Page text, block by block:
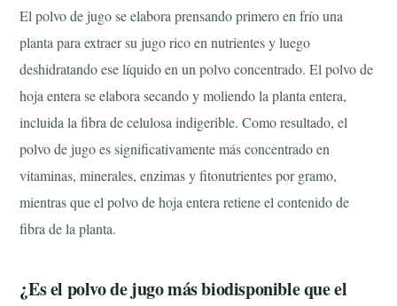
El polvo de jugo se elabora prensando primero en frío una
planta para extraer su jugo rico en nutrientes y luego
deshidratando ese líquido en un polvo concentrado. El polvo de
hoja entera se elabora secando y moliendo la planta entera,
incluida la fibra de celulosa indigerible. Como resultado, el
polvo de jugo es significativamente más concentrado en
vitaminas, minerales, enzimas y fitonutrientes por gramo,
mientras que el polvo de hoja entera retiene el contenido de
fibra de la planta.
¿Es el polvo de jugo más biodisponible que el